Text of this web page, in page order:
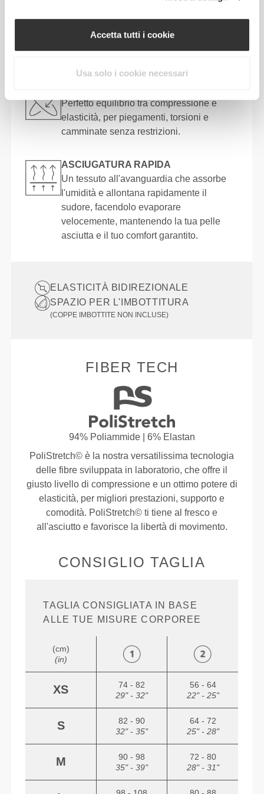
Accetta tutti i cookie
Usa solo i cookie necessari
regolabili, per una vestibilità più comoda e
Perfetto equilibrio tra compressione e
elasticità, per piegamenti, torsioni e
camminate senza restrizioni.
ASCIUGATURA RAPIDA
Un tessuto all'avanguardia che assorbe
l'umidità e allontana rapidamente il
sudore, facendolo evaporare
velocemente, mantenendo la tua pelle
asciutta e il tuo comfort garantito.
ELASTICITÀ BIDIREZIONALE
SPAZIO PER L'IMBOTTITURA
(COPPE IMBOTTITE NON INCLUSE)
FIBER TECH
94% Poliammide | 6% Elastan
PoliStretch© è la nostra versatilissima tecnologia
delle fibre sviluppata in laboratorio, che offre il
giusto livello di compressione e un ottimo potere di
elasticità, per migliori prestazioni, supporto e
comodità. PoliStretch© ti tiene al fresco e
all'asciutto e favorisce la libertà di movimento.
CONSIGLIO TAGLIA
TAGLIA CONSIGLIATA IN BASE
ALLE TUE MISURE CORPOREE
(cm)
(in)
XS
74 - 82
29" - 32"
56 - 64
22" - 25"
S
82 - 90
32" - 35"
64 - 72
25" - 28"
M
90 - 98
35" - 39"
72 - 80
28" - 31"